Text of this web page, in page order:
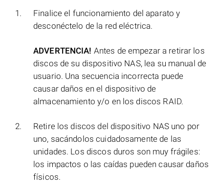
Finalice el funcionamiento del aparato y
desconéctelo de la red eléctrica.
ADVERTENCIA! Antes de empezar a retirar los
discos de su dispositivo NAS, lea su manual de
usuario. Una secuencia incorrecta puede
causar daños en el dispositivo de
almacenamiento y/o en los discos RAID.
Retire los discos del dispositivo NAS uno por
uno, sacándolos cuidadosamente de las
unidades. Los discos duros son muy frágiles:
los impactos o las caídas pueden causar daños
físicos.